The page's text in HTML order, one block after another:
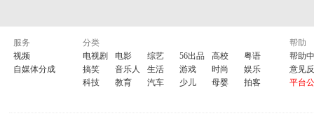
服务
视频
自媒体分成
分类
电视剧
电影 综艺 56出品 高校
粤语
搞笑
音乐人 生活 游戏 时尚
娱乐
科技
教育 汽车 少儿 母婴 拍客
帮助
帮助
意见
平台